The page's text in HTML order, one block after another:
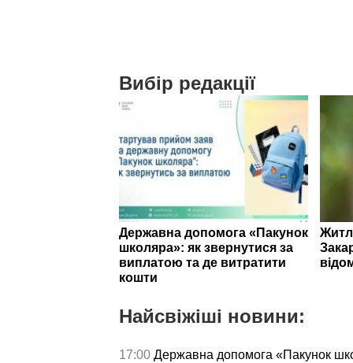
Вибір редакції
Державна допомога «Пакунок
школяра»: як звернутися за
виплатою та де витратити
кошти
Найсвіжіші новини:
17:00 Державна допомога «Пакунок